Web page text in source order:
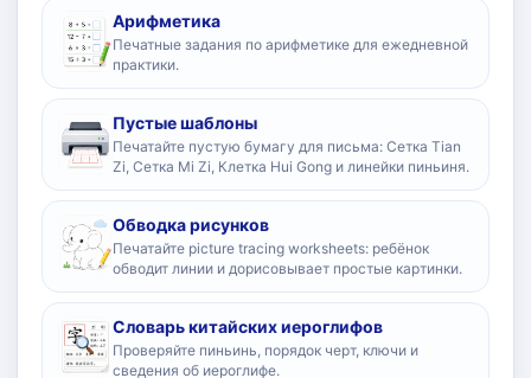
Арифметика
Печатные задания по арифметике для ежедневной
практики.
Пустые шаблоны
Печатайте пустую бумагу для письма: Сетка Tian
Zi, Сетка Mi Zi, Клетка Hui Gong и линейки пиньиня.
Обводка рисунков
Печатайте picture tracing worksheets: ребёнок
обводит линии и дорисовывает простые картинки.
Словарь китайских иероглифов
Проверяйте пиньинь, порядок черт, ключи и
сведения об иероглифе.